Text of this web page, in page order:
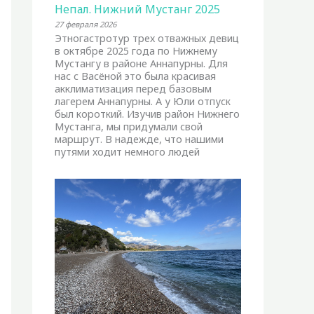
Непал. Нижний Мустанг 2025
27 февраля 2026
Этногастротур трех отважных девиц
в октябре 2025 года по Нижнему
Мустангу в районе Аннапурны. Для
нас с Васёной это была красивая
акклиматизация перед базовым
лагерем Аннапурны. А у Юли отпуск
был короткий. Изучив район Нижнего
Мустанга, мы придумали свой
маршрут. В надежде, что нашими
путями ходит немного людей